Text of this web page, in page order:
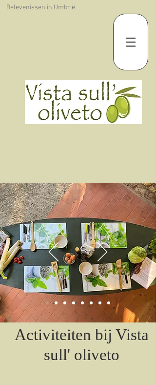
Belevenissen in Umbrië
Activiteiten bij Vista
sull' oliveto